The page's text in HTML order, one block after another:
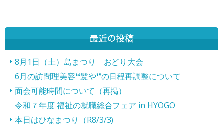
の
事
へ
の
リ
最近の投稿
8月1日（土）島まつり おどり大会
6月の訪問理美容❛❛髪や❜❜の日程再調整について
面会可能時間について（再掲）
令和７年度 福祉の就職総合フェア in HYOGO
本日はひなまつり（R8/3/3)